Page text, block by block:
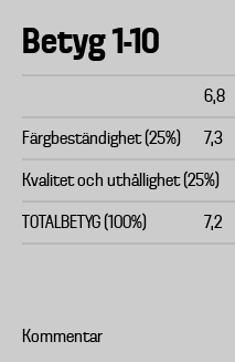
Betyg 1-10
6,8
Färgbeständighet (25%) 7,3
Kvalitet och uthållighet (25%)
TOTALBETYG (100%) 7,2
Kommentar